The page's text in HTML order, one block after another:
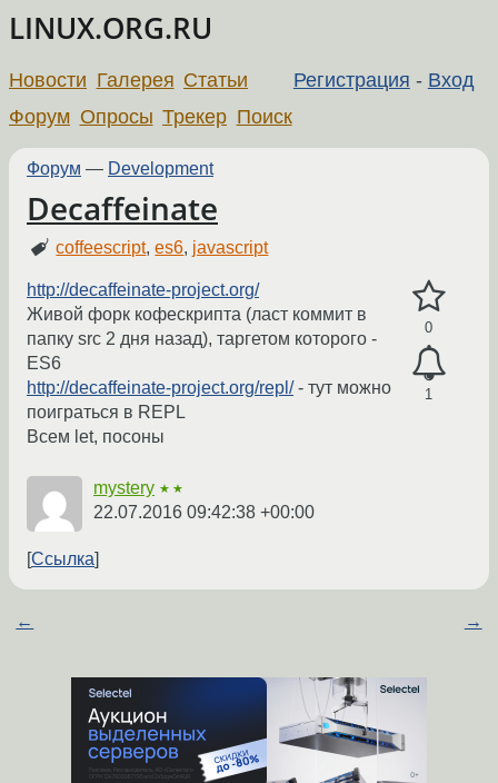
LINUX.ORG.RU
Регистрация - Вход
Новости Галерея Статьи
Форум Опросы Трекер Поиск
Форум — Development
Decaffeinate
coffeescript,es6, javascript
0
1
http://decaffeinate-project.org/
Живой форк кофескрипта (ласт коммит в
папку src 2 дня назад), таргетом которого -
ES6
http://decaffeinate-project.org/repl/- тут можно
поиграться в REPL
Всем let, посоны
mystery ★★
22.07.2016 09:42:38 +00:00
Ссылка
← →